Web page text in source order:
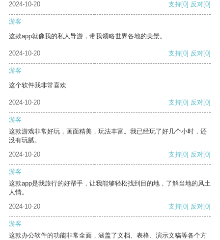
2024-10-20 支持[0] 反对[0]
游客
这款app就像我的私人导游，带我领略世界各地的美景。
2024-10-20 支持[0] 反对[0]
游客
这个软件我非常喜欢
2024-10-20 支持[0] 反对[0]
游客
这款游戏非常好玩，画面精美，玩法丰富。我已经玩了好几个小时，还
没有玩腻。
2024-10-20
支持[0] 反对[0]
游客
这款app是我旅行的好帮手，让我能够轻松找到目的地，了解当地的风土
人情。
2024-10-20
支持[0] 反对[0]
游客
这款办公软件的功能非常全面，涵盖了文档、表格、演示文稿等各个方